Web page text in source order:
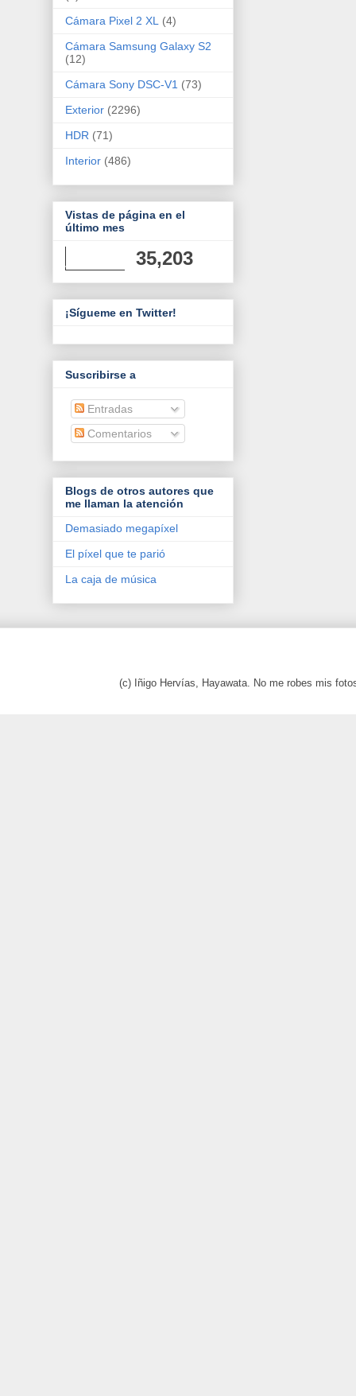
Cámara Pixel 2 XL
(4)
Cámara Samsung Galaxy S2
(12)
Cámara Sony DSC-V1 (73)
Exterior (2296)
HDR (71)
Interior (486)
Vistas de página en el
último mes
35,203
¡Sígueme en Twitter!
Suscribirse a
Entradas
Comentarios
Blogs de otros autores que
me llaman la atención
Demasiado megapíxel
El píxel que te parió
La caja de música
(c) Iñigo Hervías, Hayawata. No me robes mis